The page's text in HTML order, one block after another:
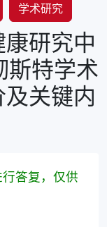
学术研究
研究中
斯特学术
关键内
行答复，仅供